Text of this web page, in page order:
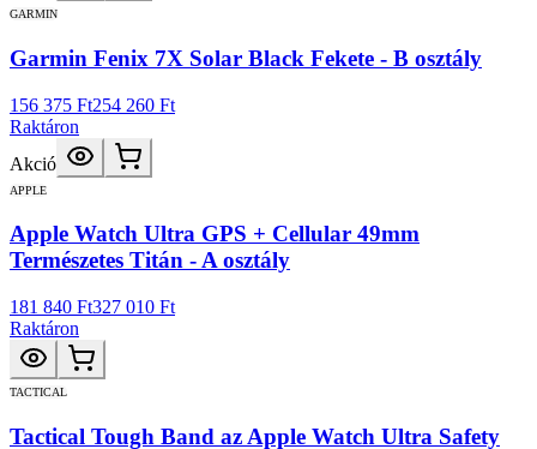
GARMIN
Garmin Fenix 7X Solar Black Fekete - B osztály
156 375 Ft254 260 Ft
Raktáron
Akció
APPLE
Apple Watch Ultra GPS + Cellular 49mm
Természetes Titán - A osztály
181 840 Ft327 010 Ft
Raktáron
TACTICAL
Tactical Tough Band az Apple Watch Ultra Safety